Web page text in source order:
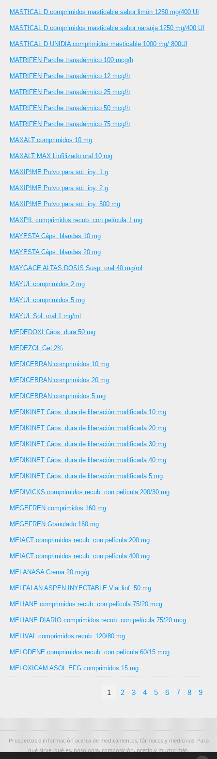
MASTICAL D comprimidos masticable sabor limón 1250 mg/400 UI
MASTICAL D comprimidos masticable sabor naranja 1250 mg/400 UI
MASTICAL D UNIDIA comprimidos masticable 1000 mg/ 800UI
MATRIFEN Parche transdérmico 100 mcg/h
MATRIFEN Parche transdérmico 12 mcg/h
MATRIFEN Parche transdérmico 25 mcg/h
MATRIFEN Parche transdérmico 50 mcg/h
MATRIFEN Parche transdérmico 75 mcg/h
MAXALT comprimidos 10 mg
MAXALT MAX Liofilizado oral 10 mg
MAXIPIME Polvo para sol. iny. 1 g
MAXIPIME Polvo para sol. iny. 2 g
MAXIPIME Polvo para sol. iny. 500 mg
MAXPIL comprimidos recub. con película 1 mg
MAYESTA Cáps. blandas 10 mg
MAYESTA Cáps. blandas 20 mg
MAYGACE ALTAS DOSIS Susp. oral 40 mg/ml
MAYUL comprimidos 2 mg
MAYUL comprimidos 5 mg
MAYUL Sol. oral 1 mg/ml
MEDEDOXI Cáps. dura 50 mg
MEDEZOL Gel 2%
MEDICEBRAN comprimidos 10 mg
MEDICEBRAN comprimidos 20 mg
MEDICEBRAN comprimidos 5 mg
MEDIKINET Cáps. dura de liberación modificada 10 mg
MEDIKINET Cáps. dura de liberación modificada 20 mg
MEDIKINET Cáps. dura de liberación modificada 30 mg
MEDIKINET Cáps. dura de liberación modificada 40 mg
MEDIKINET Cáps. dura de liberación modificada 5 mg
MEDIVICKS comprimidos recub. con película 200/30 mg
MEGEFREN comprimidos 160 mg
MEGEFREN Granulado 160 mg
MEIACT comprimidos recub. con película 200 mg
MEIACT comprimidos recub. con película 400 mg
MELANASA Crema 20 mg/g
MELFALAN ASPEN INYECTABLE Vial liof. 50 mg
MELIANE comprimidos recub. con película 75/20 mcg
MELIANE DIARIO comprimidos recub. con película 75/20 mcg
MELIVAL comprimidos recub. 120/80 mg
MELODENE comprimidos recub. con película 60/15 mcg
MELOXICAM ASOL EFG comprimidos 15 mg
1 2 3 4 5 6 7 8 9
Prospectos e información acerca de medicamentos, fármacos y medicinas. Para
qué sirve, qué es, posología, composición, precio y mucho más.